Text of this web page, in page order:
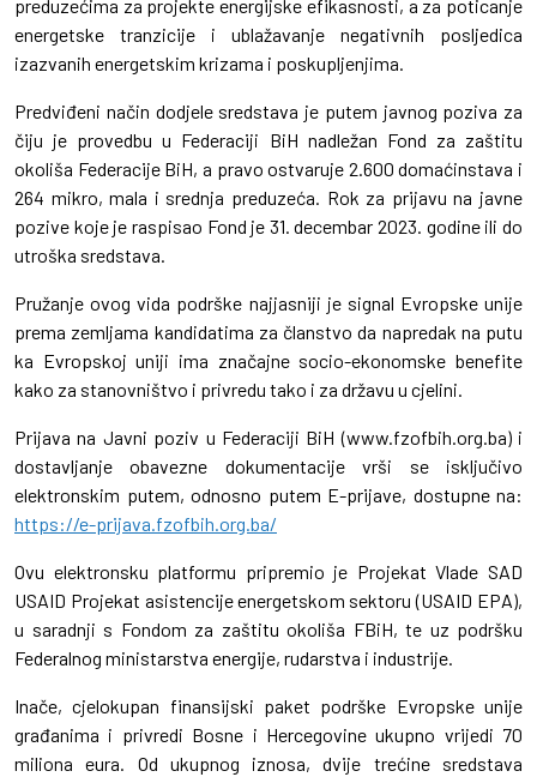
preduzećima za projekte energijske efikasnosti, a za poticanje
energetske tranzicije i ublažavanje negativnih posljedica
izazvanih energetskim krizama i poskupljenjima.
Predviđeni način dodjele sredstava je putem javnog poziva za
čiju je provedbu u Federaciji BiH nadležan Fond za zaštitu
okoliša Federacije BiH, a pravo ostvaruje 2.600 domaćinstava i
264 mikro, mala i srednja preduzeća. Rok za prijavu na javne
pozive koje je raspisao Fond je 31. decembar 2023. godine ili do
utroška sredstava.
Pružanje ovog vida podrške najjasniji je signal Evropske unije
prema zemljama kandidatima za članstvo da napredak na putu
ka Evropskoj uniji ima značajne socio-ekonomske benefite
kako za stanovništvo i privredu tako i za državu u cjelini.
Prijava na Javni poziv u Federaciji BiH (www.fzofbih.org.ba) i
dostavljanje obavezne dokumentacije vrši se isključivo
elektronskim putem, odnosno putem E-prijave, dostupne na:
https://e-prijava.fzofbih.org.ba/
Ovu elektronsku platformu pripremio je Projekat Vlade SAD
USAID Projekat asistencije energetskom sektoru (USAID EPA),
u saradnji s Fondom za zaštitu okoliša FBiH, te uz podršku
Federalnog ministarstva energije, rudarstva i industrije.
Inače, cjelokupan finansijski paket podrške Evropske unije
građanima i privredi Bosne i Hercegovine ukupno vrijedi 70
miliona eura. Od ukupnog iznosa, dvije trećine sredstava